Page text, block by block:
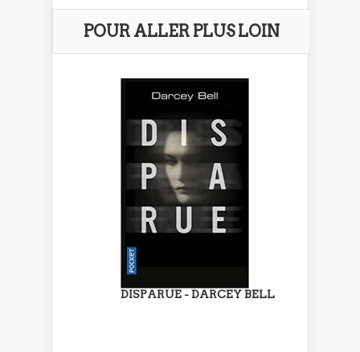
POUR ALLER PLUS LOIN
DISPARUE - DARCEY BELL